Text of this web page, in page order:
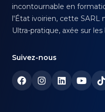
incontournable en
l'État ivoirien, cette SARL
Ultra-pratique, axée sur
Suivez-nous